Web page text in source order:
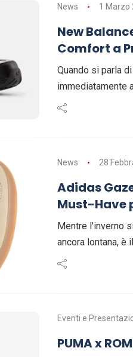
News 1 Marzo
New
Comfort a
Quando si parla
immediatamente
News 28
Adidas
Must-Have
Mentre l'inverno
ancora lontana, è
Eventi e
PUMA x